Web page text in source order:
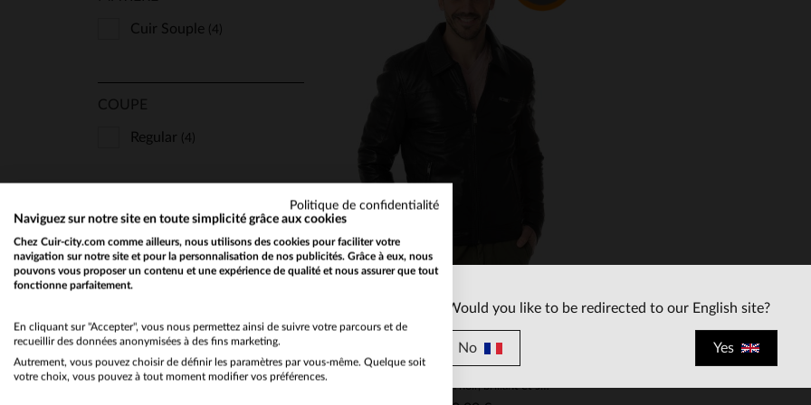
Cuir Souple (4)
COUPE
Regular (4)
TYPE
Col Chemise(2)
Col Motard
STYLE
Classique Et Indémodable
TAILLES DISPONIBLES
66
CITYZEN
Cuir de mouton noir, brillant et souple, pour un blouson indémodable.
Would you like to be redirected to our English site?
No Yes
Politique de confidentialité
Naviguez sur notre site en toute simplicité grâce aux cookies
Chez Cuir-city.com comme ailleurs, nous utilisons des cookies pour faciliter votre
navigation sur notre site et pour la personnalisation de nos publicités. Grâce à eux, nous
pouvons vous proposer un contenu et une expérience de qualité et nous assurer que tout
fonctionne parfaitement.
En cliquant sur "Accepter", vous nous permettez ainsi de suivre votre parcours et de
recueillir des données anonymisées à des fins marketing.
Autrement, vous pouvez choisir de définir les paramètres par vous-même. Quelque soit
votre choix, vous pouvez à tout moment modifier vos préférences.